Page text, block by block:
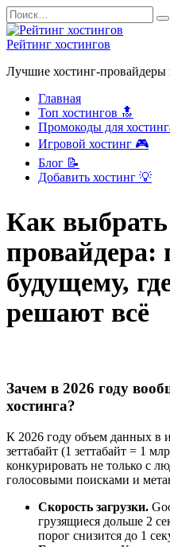
Перейти
к
содержанию
Search
for:
Рейтинг хостингов
Лучшие хостинг-
Главная
Топ хостингов 🔝
Промокоды для
Игровой хостинг 🎮
Блог 📝
Добавить хостинг 💡
Как выбрать
провайдера:
будущему,
решают всё
Зачем в 2026 году
хостинга?
К 2026 году объем данных в
зеттабайт (1 зеттабайт = 1
конкурировать не только с
голосовыми поисками и
Скорость загрузки.
грузящиеся дольше 2
порог снизится до 1